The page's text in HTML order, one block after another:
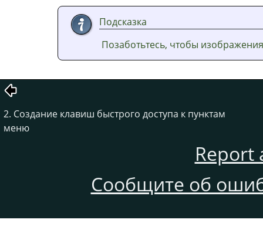
Подсказка
Позаботьтесь, чтобы
2. Создание клавиш быстрого доступа к пунктам
меню
Report
Сообщите об